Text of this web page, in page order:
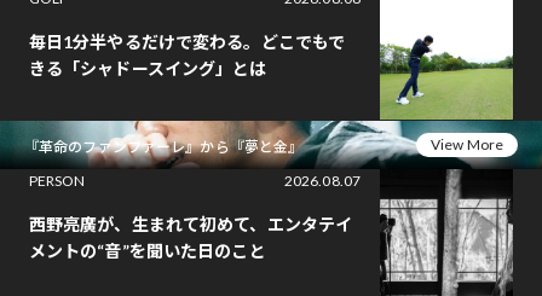
毎日1分半やるだけで変わる。どこでもで
きる「シャドースイング」とは
『革命のファンファーレ』から『夢と金』
View More
PERSON
2026.08.07
西野亮廣が、生まれて初めて、エンタテイ
メントの“音”を聞いた日のこと